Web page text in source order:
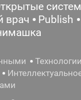
врач
Publish